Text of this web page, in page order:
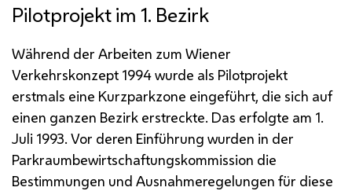
Pilotprojekt im 1. Bezirk
Während der Arbeiten zum Wiener
Verkehrskonzept 1994 wurde als Pilotprojekt
erstmals eine Kurzparkzone eingeführt, die sich auf
einen ganzen Bezirk erstreckte. Das erfolgte am 1.
Juli 1993. Vor deren Einführung wurden in der
Parkraumbewirtschaftungskommission die
Bestimmungen und Ausnahmeregelungen für diese